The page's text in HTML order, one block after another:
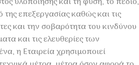
της επεξεργασίας καθώς και τις
και την σοβαρότητα του κινδύνου
και τις ελευθερίες των
η Εταιρεία χρησιμοποιεί